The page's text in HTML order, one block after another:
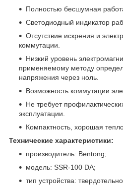
Полностью бесшумная
Светодиодный индикатор
Отсутствие искрения и
коммутации.
Низкий уровень
применяемому методу
напряжения через ноль.
Возможность коммутации
Не требует
эксплуатации.
Компактность, хорошая
Технические характеристики:
производитель: Bentong;
модель: SSR-100 DA;
тип устройства: